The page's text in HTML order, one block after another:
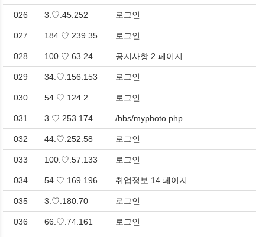
026 3.♡.45.252 로그인
027 184.♡.239.35 로그인
028 100.♡.63.24 공지사항 2 페이지
029 34.♡.156.153 로그인
030 54.♡.124.2 로그인
031 3.♡.253.174 /bbs/myphoto.php
032 44.♡.252.58 로그인
033 100.♡.57.133 로그인
034 54.♡.169.196 취업정보 14 페이지
035 3.♡.180.70 로그인
036 66.♡.74.161 로그인